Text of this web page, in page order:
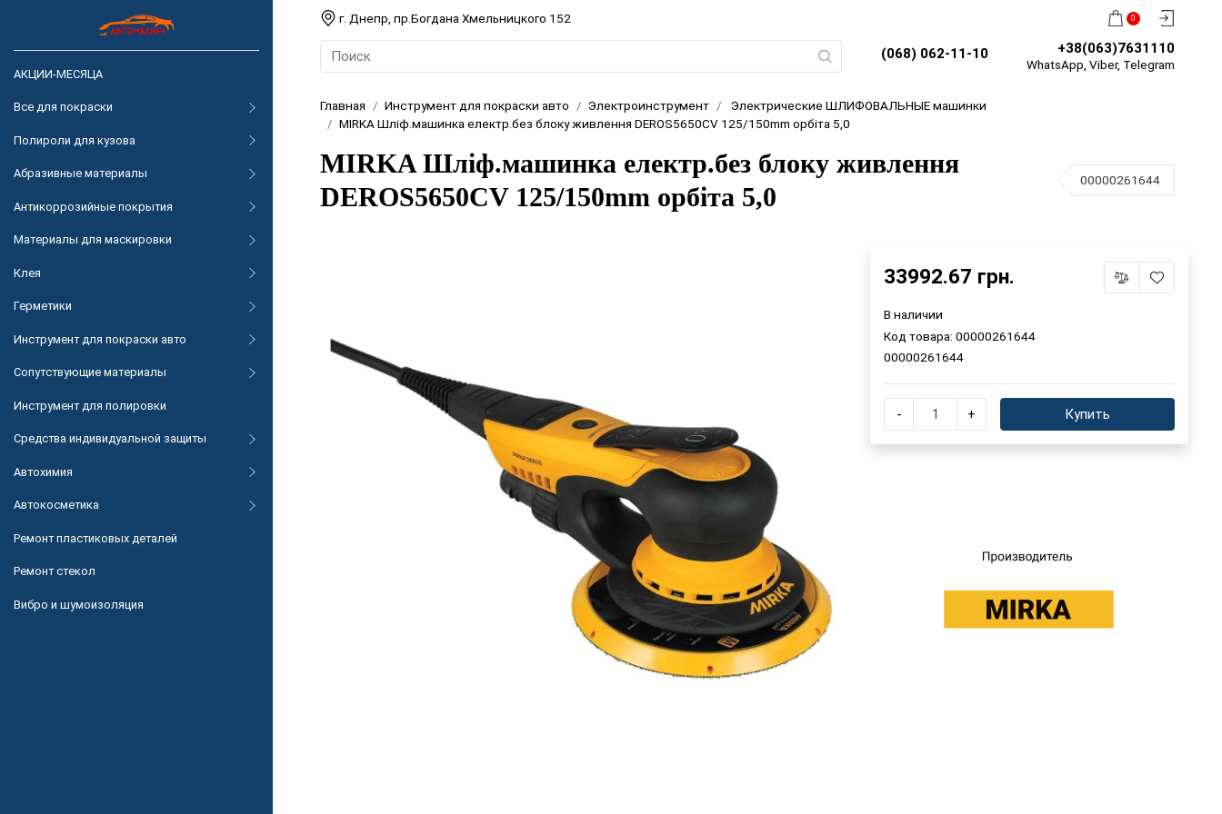
АКЦИИ-МЕСЯЦА
Все для покраски
Полироли для кузова
Абразивные материалы
Антикоррозийные покрытия
Материалы для маскировки
Клея
Герметики
Инструмент для покраски авто
Сопутствующие материалы
Инструмент для полировки
Средства индивидуальной защиты
Автохимия
Автокосметика
Ремонт пластиковых деталей
Ремонт стекол
Вибро и шумоизоляция
г. Днепр, пр.Богдана Хмельницкого 152
(068) 062-11-10
0
+38(063)7631110
WhatsApp, Viber, Telegram
Главная Инструмент для покраски авто Электроинструмент
Электрические ШЛИФОВАЛЬНЫЕ машинки
MIRKA Шліф.машинка електр.без блоку живлення DEROS5650CV 125/150mm орбіта 5,0
MIRKA Шліф.машинка електр.без блоку живлення
DEROS5650CV 125/150mm орбіта 5,0
00000261644
Выберите язык магазина ×
33992.67 грн.
В наличии
Код товара: 00000261644
00000261644
- + Купить